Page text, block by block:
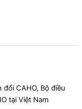
đổi CAHO, Bộ điều
tại Việt Nam